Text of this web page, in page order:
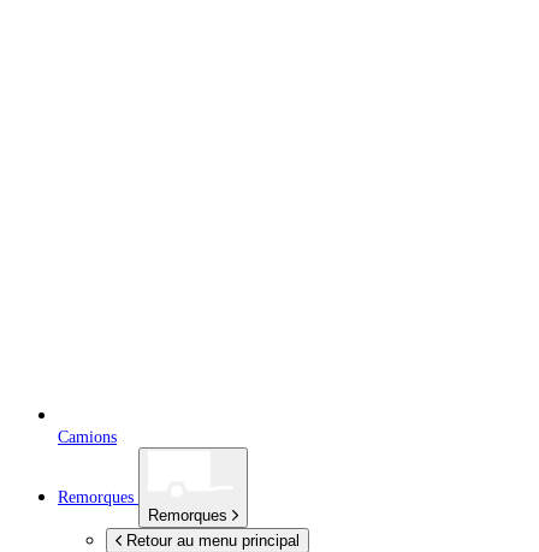
Camions
Remorques
Remorques
Retour au menu principal